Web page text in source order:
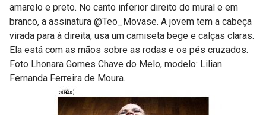
amarelo e preto. No canto inferior direito do mural e em
branco, a assinatura @Teo_Movase. A jovem tem a cabeça
virada para à direita, usa um camiseta bege e calças claras.
Ela está com as mãos sobre as rodas e os pés cruzados.
Foto Lhonara Gomes Chave do Melo, modelo: Lilian
Fernanda Ferreira de Moura.